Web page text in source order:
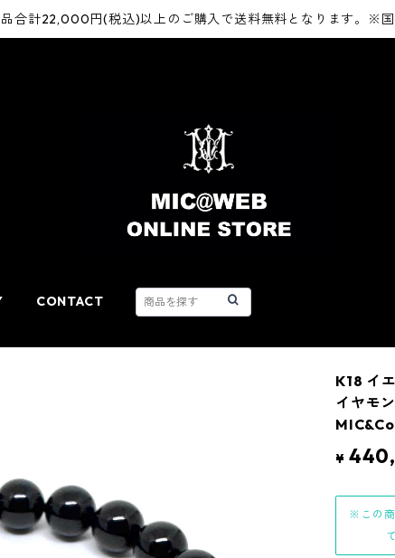
合計22,000円(税込)以上のご購入で送料無料となります。※
CONTACT
K18 イ
イヤモ
¥
※この商